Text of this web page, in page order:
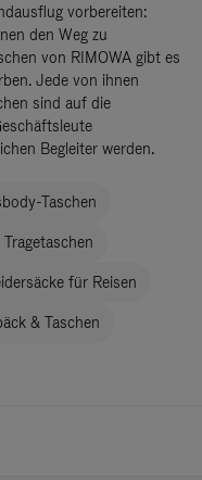
vorbereiten:
den Weg zu
von RIMOWA gibt es
Jede von ihnen
sind auf die
Begleiter werden.
Taschen
Tragetaschen
für Reisen
& Taschen